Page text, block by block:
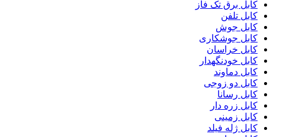
کابل برق تک فاز
کابل تلفن
کابل جوش
کابل جوشکاری
کابل خراسان
کابل خودنگهدار
کابل دماوند
کابل دو زوجی
کابل رسانا
کابل زره دار
کابل زمینی
کابل ژله فیلد